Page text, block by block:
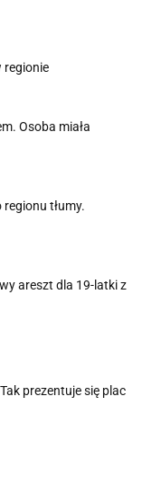
regionie
Osoba miała
tłumy.
areszt dla 19-latki z
prezentuje się plac